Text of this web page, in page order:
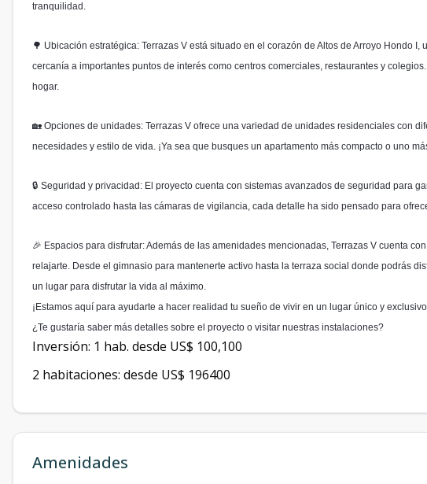
tranquilidad.
🌳 Ubicación estratégica: Terrazas V está situado en el corazón de Altos de Arroyo Hondo
cercanía a importantes puntos de interés como centros comerciales, restaurantes y
hogar.
🏡 Opciones de unidades: Terrazas V ofrece una variedad de unidades residenciales con
necesidades y estilo de vida. ¡Ya sea que busques un apartamento más compacto o uno
🔒 Seguridad y privacidad: El proyecto cuenta con sistemas avanzados de seguridad para
acceso controlado hasta las cámaras de vigilancia, cada detalle ha sido pensado para
🎉 Espacios para disfrutar: Además de las amenidades mencionadas, Terrazas V cuenta
relajarte. Desde el gimnasio para mantenerte activo hasta la terraza social donde podrás
un lugar para disfrutar la vida al máximo.
¡Estamos aquí para ayudarte a hacer realidad tu sueño de vivir en un lugar único y
¿Te gustaría saber más detalles sobre el proyecto o visitar nuestras instalaciones?
Inversión: 1 hab. desde US$ 100,100
2 habitaciones: desde US$ 196400
Amenidades